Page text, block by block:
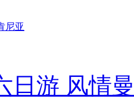
尼亚
日游 风情